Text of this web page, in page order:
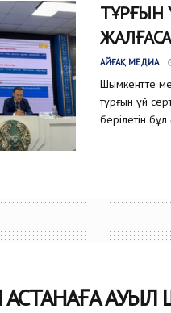
ТҰРҒЫН
АЙҒАҚ МЕДИА
Шымкентте
тұрғын үй
берілетін
АСТАНАҒА